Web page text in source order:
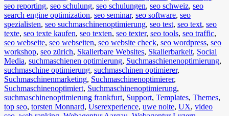
seo reporting, seo schulung, seo schulungen, seo schweiz, seo
search engine optimization, seo seminar, seo software, seo
spezialisten, seo suchmaschinenoptimierung, seo test, seo text, seo
texte, seo texte kaufen, seo texten, seo texter, seo tools, seo traffic,
seo webseite, seo webseiten, seo website check, seo wordpress, seo
workshop, seo zürich, Skalierbare Websites, Skalierbarkeit, Social
Media, suchmaschienen optimierung, Suchmaschienenoptimierung,
suchmaschine optimierung, suchmaschinen optimierer,
Suchmaschinenmarketing, Suchmaschinenoptimierer,
Suchmaschinenoptimiert, Suchmaschinenoptimierung,
suchmaschinenoptimierung frankfurt, Support, Templates, Themes,
top seo, torsten Monnard, Userexperience, uwe nolte, UX, video